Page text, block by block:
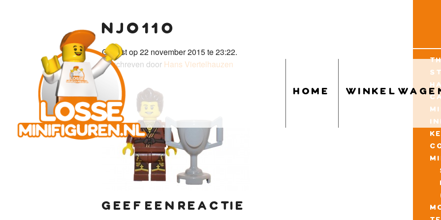
home
njo110
Gepost op 22 november 2015 te 23:22.
Geschreven door Hans Viertelhauzen
geef een reactie